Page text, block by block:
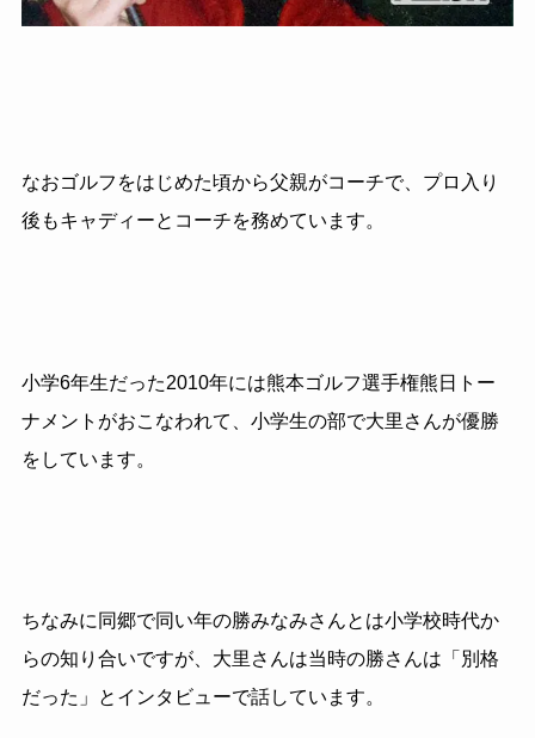
なおゴルフをはじめた頃から父親がコーチで、プロ入り
後もキャディーとコーチを務めています。
小学6年生だった2010年には熊本ゴルフ選手権熊日トー
ナメントがおこなわれて、小学生の部で大里さんが優勝
をしています。
ちなみに同郷で同い年の勝みなみさんとは小学校時代か
らの知り合いですが、大里さんは当時の勝さんは「別格
だった」とインタビューで話しています。